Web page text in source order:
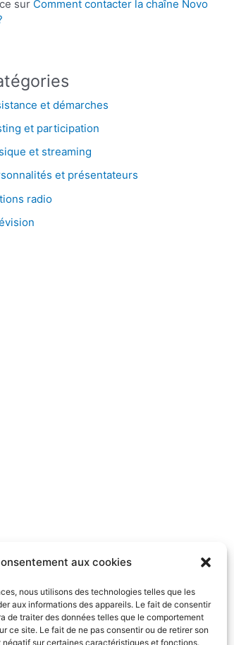
aux cookies
nous utilisons des technologies telles que les
aux informations des appareils. Le fait de consentir
de traiter des données telles que le comportement
ce site. Le fait de ne pas consentir ou de retirer son
sur certaines caractéristiques et fonctions.
sur Comment contacter la chaîne Novo
et démarches
et participation
et streaming
et présentateurs
radio